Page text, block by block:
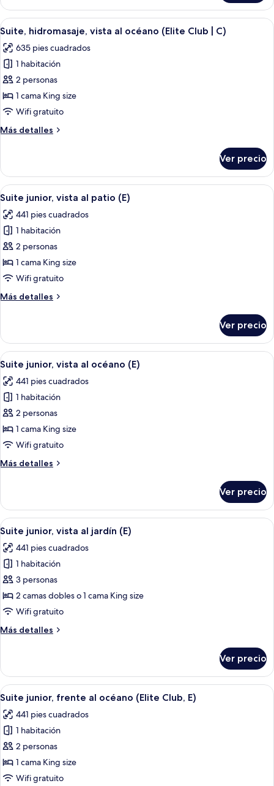
Club
|
C)
junior,
frente
al
(Elite
Club
C)
Abrir
todas
las
fotos
de
Suite,
hidromasaje,
al
Club
|
C)
Habitación de hotel moderna con
7
Suite, hidromasaje, vista al océano (Elite Club | C)
635 pies cuadrados
1 habitación
2 personas
1 cama King size
Wifi gratuito
Más detalles
Más
hidromasaje,
vista
al
océano
(Elite
Club
C)
Ver precio
Abrir
todas
las
fotos
de
Suite
junior,
al
Una habitación de hotel moderna
6
Suite junior, vista al patio (E)
441 pies cuadrados
1 habitación
2 personas
1 cama King size
Wifi gratuito
Más detalles
Más
junior,
vista
al
(E)
Ver precio
Abrir
todas
las
fotos
de
Suite
junior,
al
Habitación de hotel moderna con
6
Suite junior, vista al océano (E)
441 pies cuadrados
1 habitación
2 personas
1 cama King size
Wifi gratuito
Más detalles
Más
junior,
vista
al
océano
(E)
Ver precio
Abrir
todas
las
fotos
de
Suite
junior,
al
Una habitación de hotel moderna
6
Suite junior, vista al jardín (E)
441 pies cuadrados
1 habitación
3 personas
2 camas dobles o 1 cama King size
Wifi gratuito
Más detalles
Más
junior,
vista
al
(E)
Ver precio
Abrir
todas
las
fotos
de
Suite
junior,
Habitación de hotel con cama,
7
Suite junior, frente al océano (Elite Club, E)
441 pies cuadrados
1 habitación
2 personas
1 cama King size
Wifi gratuito